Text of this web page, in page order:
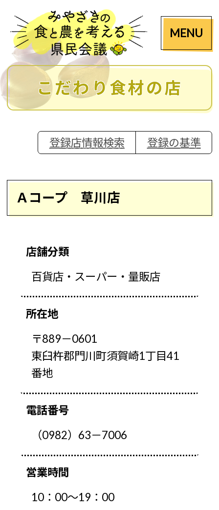
MENU
こだわり食材の店
登録店情報検索 登録の基準
Ａコープ 草川店
店舗分類
百貨店・スーパー・量販店
所在地
〒889－0601
東臼杵郡門川町須賀崎1丁目41
番地
電話番号
（0982）63－7006
営業時間
10：00～19：00